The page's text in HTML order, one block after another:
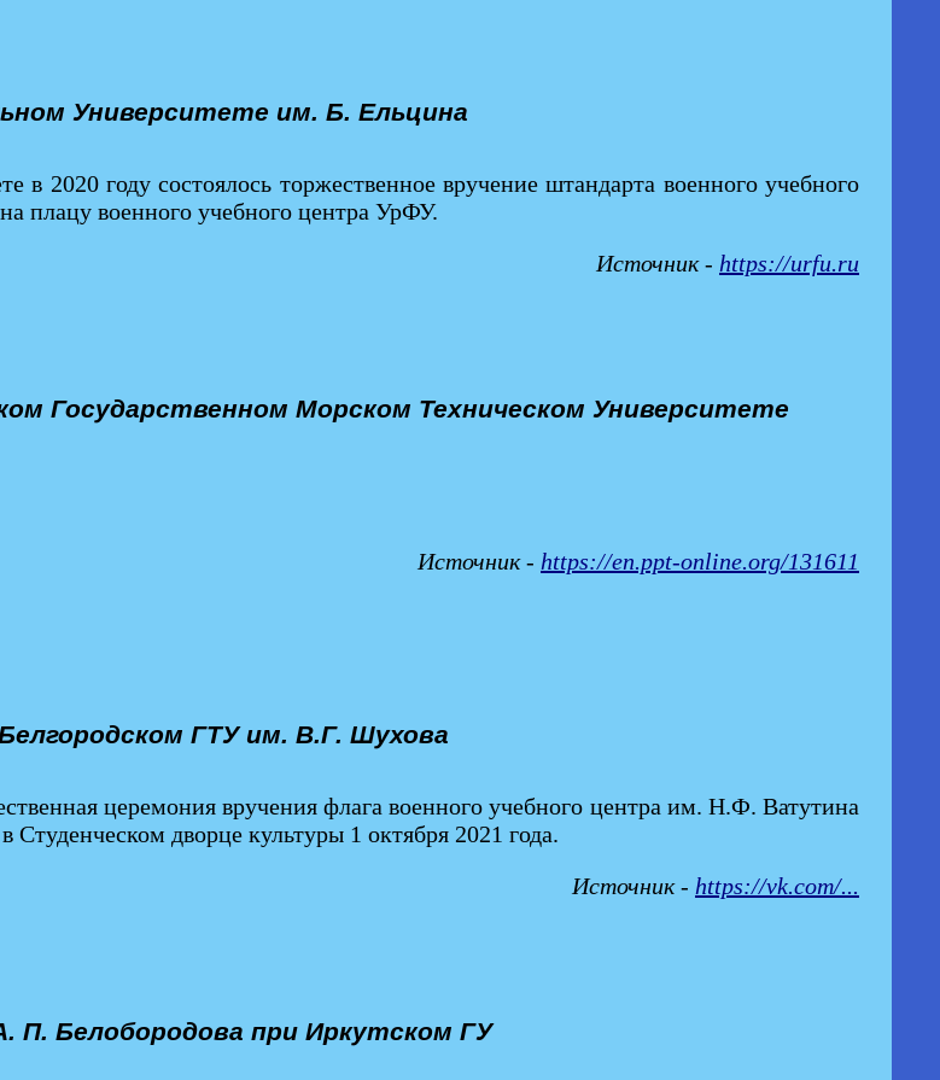
Университете им. Б. Ельцина
в 2020 году состоялось торжественное вручение штандарта военного учебного
плацу военного учебного центра УрФУ.
Источник - https://urfu.ru
Государственном Морском Техническом Университете
Источник - https://en.ppt-online.org/131611
ГТУ им. В.Г. Шухова
церемония вручения флага военного учебного центра им. Н.Ф. Ватутина
Студенческом дворце культуры 1 октября 2021 года.
Источник - https://vk.com/...
П. Белобородова при Иркутском ГУ